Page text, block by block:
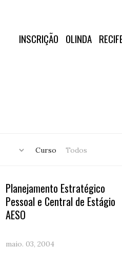
INSCRIÇÃO OLINDA
Curso
Planejamento Estratégico
Pessoal e Central de Estágio
AESO
maio. 03, 2004